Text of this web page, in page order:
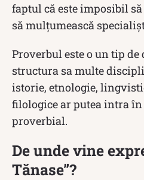
faptul că este imposibil
să mulțumească
Proverbul este o un tip
structura sa multe
istorie, etnologie,
filologice ar putea intra
proverbial.
De unde vine
Tănase”?